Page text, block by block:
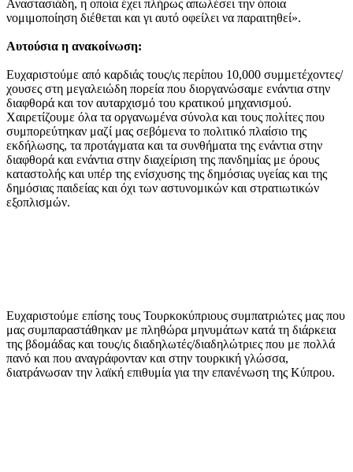
Αναστασιάδη, η οποία έχει πλήρως απωλέσει την όποια
νομιμοποίηση διέθεται και γι αυτό οφείλει να παραιτηθεί».
Αυτούσια η ανακοίνωση:
Ευχαριστούμε από καρδιάς τους/ις περίπου 10,000 συμμετέχοντες/
χουσες στη μεγαλειώδη πορεία που διοργανώσαμε ενάντια στην
διαφθορά και τον αυταρχισμό του κρατικού μηχανισμού.
Χαιρετίζουμε όλα τα οργανωμένα σύνολα και τους πολίτες που
συμπορεύτηκαν μαζί μας σεβόμενα το πολιτικό πλαίσιο της
εκδήλωσης, τα προτάγματα και τα συνθήματα της ενάντια στην
διαφθορά και ενάντια στην διαχείριση της πανδημίας με όρους
καταστολής και υπέρ της ενίσχυσης της δημόσιας υγείας και της
δημόσιας παιδείας και όχι των αστυνομικών και στρατιωτικών
εξοπλισμών.
Ευχαριστούμε επίσης τους Τουρκοκύπριους συμπατριώτες μας που
μας συμπαραστάθηκαν με πληθώρα μηνυμάτων κατά τη διάρκεια
της βδομάδας και τους/ις διαδηλωτές/διαδηλώτριες που με πολλά
πανό και που αναγράφονταν και στην τουρκική γλώσσα,
διατράνωσαν την λαϊκή επιθυμία για την επανένωση της Κύπρου.